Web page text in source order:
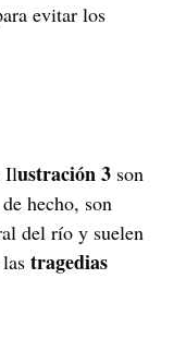
evitar los
Ilustración 3 son
hecho, son
del río y suelen
tragedias